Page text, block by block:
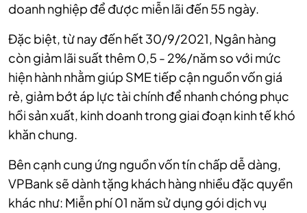
doanh nghiệp để được miễn lãi đến 55 ngày.
Đặc biệt, từ nay đến hết 30/9/2021, Ngân hàng
còn giảm lãi suất thêm 0,5 - 2%/năm so với mức
hiện hành nhằm giúp SME tiếp cận nguồn vốn giá
rẻ, giảm bớt áp lực tài chính để nhanh chóng phục
hồi sản xuất, kinh doanh trong giai đoạn kinh tế khó
khăn chung.
Bên cạnh cung ứng nguồn vốn tín chấp dễ dàng,
VPBank sẽ dành tặng khách hàng nhiều đặc quyền
khác như: Miễn phí 01 năm sử dụng gói dịch vụ